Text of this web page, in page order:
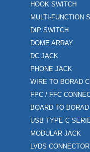
HOOK SWITCH
MULTI-FUNCTION
DIP SWITCH
DOME ARRAY
DC JACK
PHONE JACK
WIRE TO BORAD
FPC / FFC
BOARD TO
USB TYPE C
MODULAR JACK
LVDS CONNECTOR